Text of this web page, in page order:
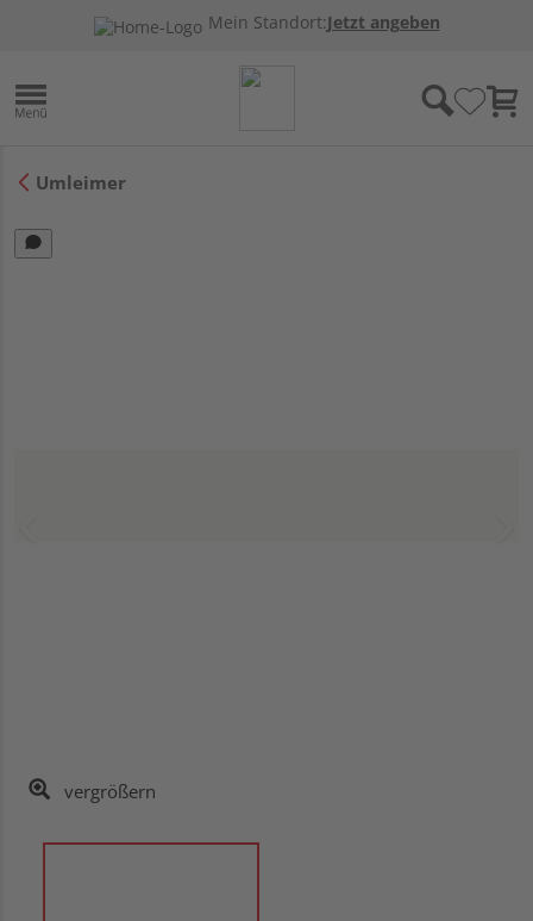
Mein Standort:Jetzt angeben
Umleimer
vergrößern